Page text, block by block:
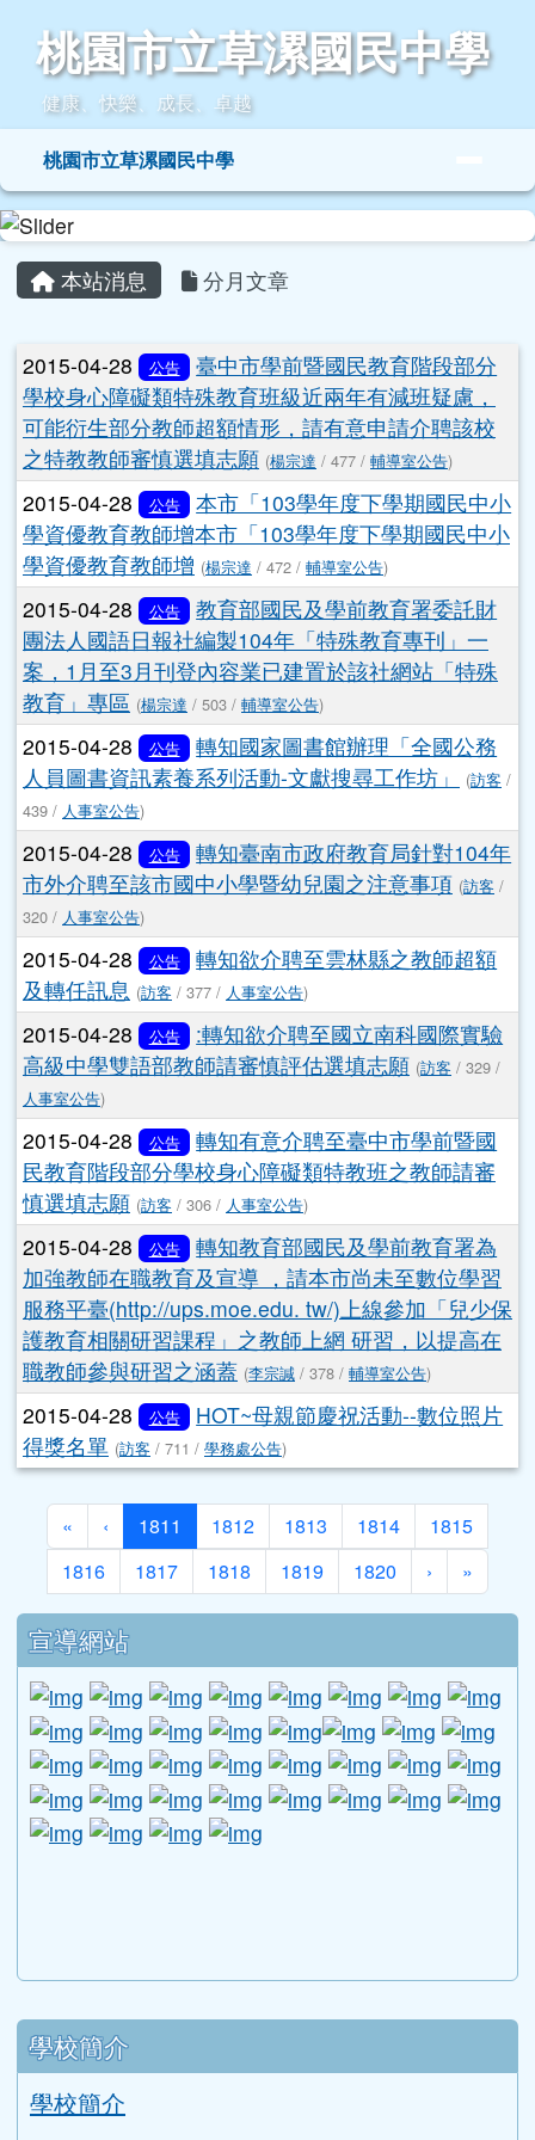
桃園市立草漯國民中學
桃園市立草漯國民中學
健康、快樂、成長、卓越
導覽列桃園市立草漯國民中學
主內容區域
本站消息 分月文章
文章列表
2015-04-28 公告
臺中市學前暨國民教育階段部分
學校身心障礙類特殊教育班級近兩年有減班疑慮，
可能衍生部分教師超額情形，請有意申請介聘該校
之特教教師審慎選填志願 (楊宗達/ 477 /輔導室公告)
2015-04-28 公告
本市「103學年度下學期國民中小
學資優教育教師增本市「103學年度下學期國民中小
學資優教育教師增 (楊宗達/ 472 /輔導室公告)
2015-04-28
教育部國民及學前教育署委託財
團法人國語日報社編製104年「特殊教育專刊」一
案，1月至3月刊登內容業已建置於該社網站「特殊
教育」專區 (楊宗達/ 503 /輔導室公告)
2015-04-28 公告
轉知國家圖書館辦理「全國公務
人員圖書資訊素養系列活動-文獻搜尋工作坊」 (訪客
439 /人事室公告)
2015-04-28 公告
轉知臺南市政府教育局針對104年
市外介聘至該市國中小學暨幼兒園之注意事項
訪客 /
320 /人事室公告
2015-04-28 公告
轉知欲介聘至雲林縣之教師超額
及轉任訊息 (訪客/ 377 /人事室公告)
2015-04-28 公告
:轉知欲介聘至國立南科國際實驗
高級中學雙語部教師請審慎評估選填志願 (訪客/ 329 /
人事室公告)
2015-04-28 公告
轉知有意介聘至臺中市學前暨國
民教育階段部分學校身心障礙類特教班之教師請審
慎選填志願 (訪客/ 306 /人事室公告)
2015-04-28 公告
轉知教育部國民及學前教育署為
加強教師在職教育及宣導 ，請本市尚未至數位學習
服務平臺(http://ups.moe.edu. tw/)上線參加「兒少保
護教育相關研習課程」之教師上網 研習，以提高在
職教師參與研習之涵蓋 (李宗諴/ 378 / 輔導室公告
得獎名單 (訪客
«第一頁
‹上一頁
1811(目前頁次)
1812 1813 1814
1815
1816
1817 1818 1819 1820 ›下一頁
»最後頁
下中區域內容
宣導網站
link to http://www.2017twccprcescr.tw/
link to http://http://ifi.immigration.gov.tw/
link to https://i.win.org.tw/iWIN/
link to https://
link to http://
link to https://
link to https://
link to
link to
link to https://dep.mohw.gov.tw/DOMHAOH/lp-3560-
link to https://dep.mohw.gov.tw/DOMHAOH/cp-
link to http://sgcc.tyc.edu.tw/tycsgcc/ \
link to =\ https://learning.swcb.gov.tw/
link to http://link to https://
link to https://
link to https://10000.gov.tw
link to https://eliteracy.edu.tw/Shorts/
link to https://friendlycampus.k12ea.gov.tw/
link to https://care.tyc.edu.tw/ _blank
link to https://energy.mt.ntnu.edu.tw/ \
頁尾區域